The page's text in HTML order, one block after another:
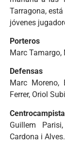
Tarragona,
jóvenes
Porteros
Marc Tamargo,
Defensas
Marc Moreno,
Ferrer, Oriol
Guillem
Cardona i Alves.